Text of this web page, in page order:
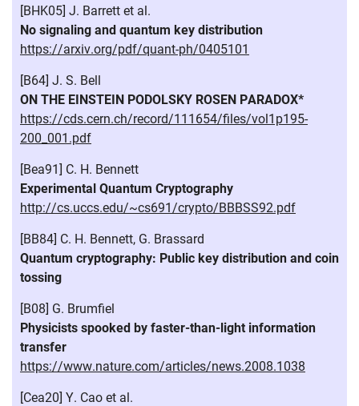
[BHK05] J. Barrett et al.
No signaling and quantum key distribution
https://arxiv.org/pdf/quant-ph/0405101
[B64] J. S. Bell
ON THE EINSTEIN PODOLSKY ROSEN PARADOX*
https://cds.cern.ch/record/111654/files/vol1p195-
200_001.pdf
[Bea91] C. H. Bennett
Experimental Quantum Cryptography
http://cs.uccs.edu/~cs691/crypto/BBBSS92.pdf
[BB84] C. H. Bennett, G. Brassard
Quantum cryptography: Public key distribution and coin
tossing
[B08] G. Brumfiel
Physicists spooked by faster-than-light information
transfer
https://www.nature.com/articles/news.2008.1038
[Cea20] Y. Cao et al.